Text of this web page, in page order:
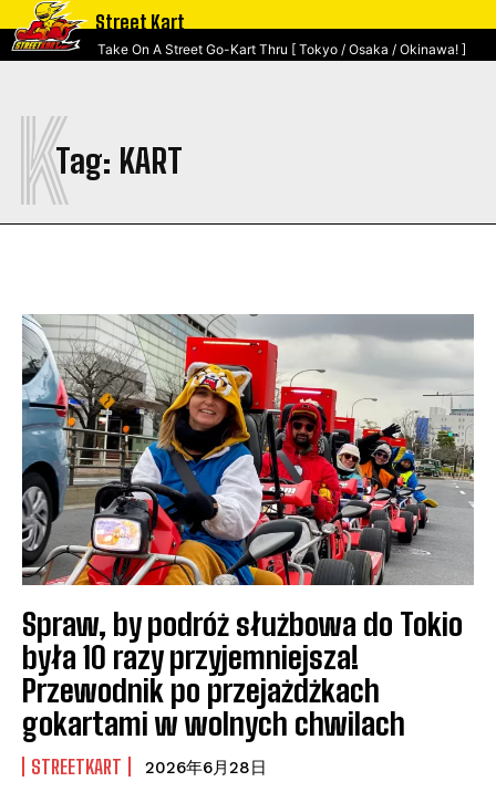
Street Kart
Take On A Street Go-Kart Thru [ Tokyo / Osaka / Okinawa! ]
Tag: KART
K
Spraw, by podróż służbowa do Tokio
była 10 razy przyjemniejsza!
Przewodnik po przejażdżkach
gokartami w wolnych chwilach
STREETKART 2026年6月28日